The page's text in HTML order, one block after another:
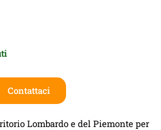
Contattaci
Lombardo e del Piemonte per